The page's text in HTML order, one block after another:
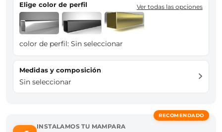
Elige color de perfil Ver todas las opciones
color de perfil: Sin seleccionar
Medidas y composición
Sin seleccionar
RECOMENDADO
INSTALAMOS TU MAMPARA